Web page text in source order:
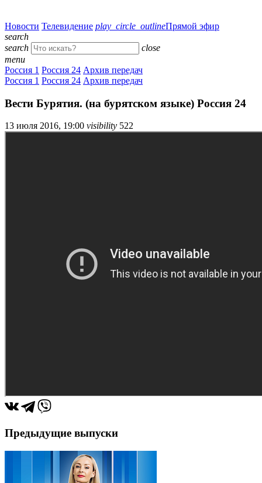
Новости Телевидение play_circle_outlineПрямой эфир
search
search
close
menu
Россия 1 Россия 24 Архив передач
Россия 1 Россия 24 Архив передач
Вести Бурятия. (на бурятском языке) Россия 24
13 июля 2016, 19:00 visibility 522
Предыдущие выпуски